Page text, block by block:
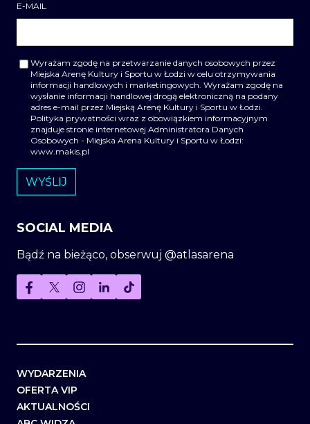
E-MAIL
Wyrażam zgodę na przetwarzanie danych osobowych przez
Miejska Arenę Kultury i Sportu w Łodzi w celu otrzymywania
informacji handlowych i marketingowych. Wyrażam zgodę na
wysłanie informacji handlowej drogą elektroniczną na podany
adres e-mail przez Miejską Arenę Kultury i Sportu w Łodzi.
Polityka prywatności wraz z obowiązkiem informacyjnym
znajduje stronie internetowej Administratora Danych
Osobowych - Miejska Arena Kultury i Sportu w Łodzi:
www.makis.pl
SOCIAL MEDIA
Bądź na bieżąco, obserwuj @atlasarena
WYDARZENIA
OFERTA VIP
AKTUALNOŚCI